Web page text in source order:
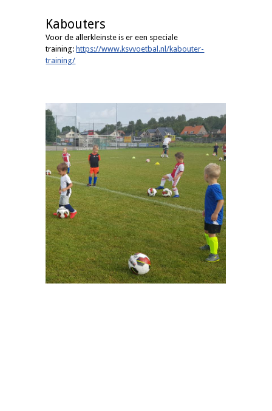
Kabouters
Voor de allerkleinste is er een speciale
training: https://www.ksvvoetbal.nl/kabouter-
training/